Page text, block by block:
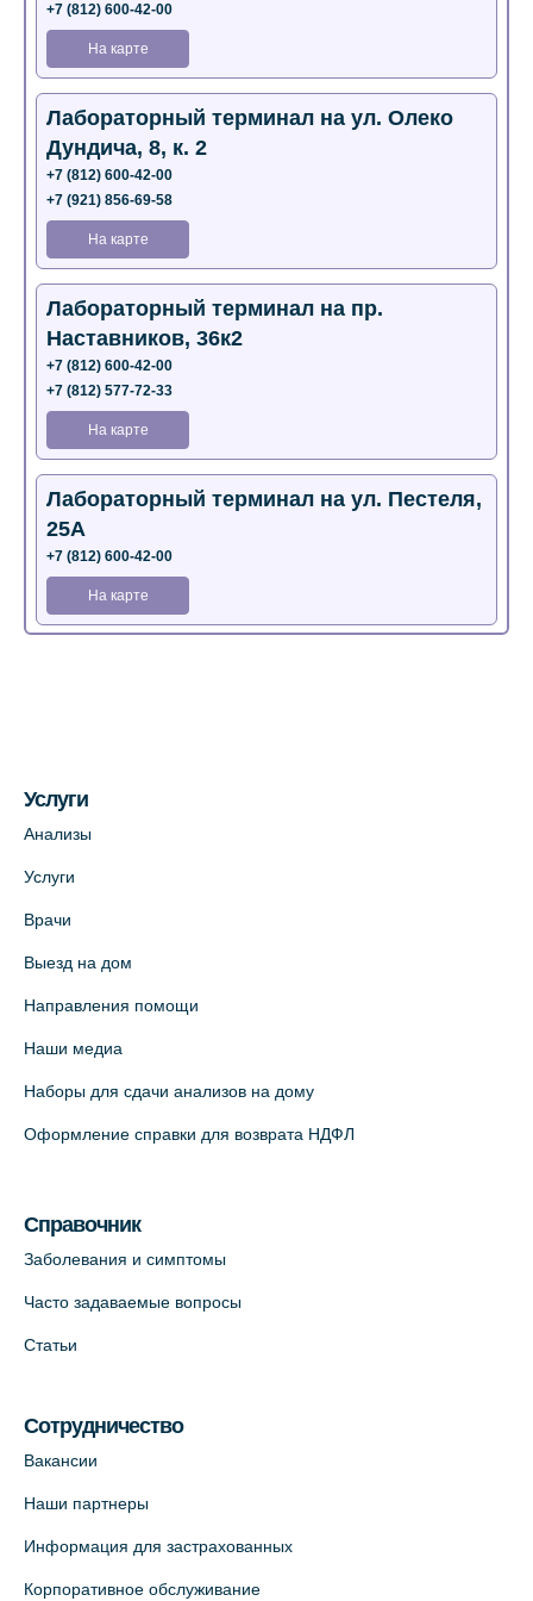
+7 (812) 600-42-00
На карте
Лабораторный терминал на ул. Олеко
Дундича, 8, к. 2
+7 (812) 600-42-00
+7 (921) 856-69-58
На карте
Лабораторный терминал на пр.
Наставников, 36к2
+7 (812) 600-42-00
+7 (812) 577-72-33
На карте
Лабораторный терминал на ул. Пестеля,
25А
+7 (812) 600-42-00
На карте
Медицинский центр на ул. Моисеенко, 5
+7 (812) 660-73-69
+7 (812) 660-73-69
На карте
Красносельское шоссе, 54, к.3
Медицинский центр на Кондратьевском
д.3, В.О. (официальный партнёр)
+7 (812) 986-98-91
Услуги
Анализы
Услуги
Врачи
Выезд на дом
Направления помощи
Наши медиа
Наборы для сдачи анализов на дому
Оформление справки для возврата НДФЛ
Справочник
Заболевания и симптомы
Часто задаваемые вопросы
Статьи
Сотрудничество
Вакансии
Наши партнеры
Информация для застрахованных
Корпоративное обслуживание